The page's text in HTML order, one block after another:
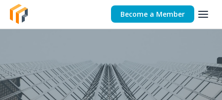
Become a Member